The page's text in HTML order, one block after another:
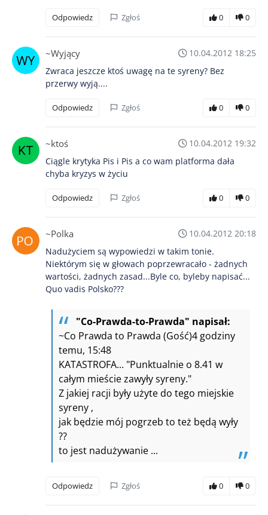
Odpowiedz Zgłoś 0 0
~Wyjący
10.04.2012 18:25
Zwraca jeszcze ktoś uwagę na te syreny? Bez
przerwy wyją....
Odpowiedz Zgłoś 0 0
~ktoś
10.04.2012 19:32
Ciągle krytyka Pis i Pis a co wam platforma dała
chyba kryzys w życiu
Odpowiedz Zgłoś 0 0
~Polka
10.04.2012 20:18
Nadużyciem są wypowiedzi w takim tonie.
Niektórym się w głowach poprzewracało - żadnych
wartości, żadnych zasad...Byle co, byleby napisać...
Quo vadis Polsko???
"Co-Prawda-to-Prawda" napisał:
~Co Prawda to Prawda (Gość)4 godziny
temu, 15:48
KATASTROFA... "Punktualnie o 8.41 w
całym mieście zawyły syreny."
Z jakiej racji były użyte do tego miejskie
syreny ,
jak będzie mój pogrzeb to też będą wyły
??
to jest nadużywanie ...
Odpowiedz Zgłoś 0 0